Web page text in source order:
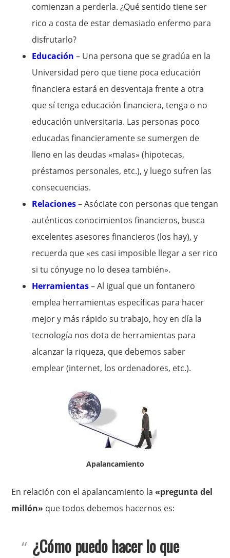
comienzan a perderla. ¿Qué sentido tiene ser
rico a costa de estar demasiado enfermo para
disfrutarlo?
Educación – Una persona que se gradúa en la
Universidad pero que tiene poca educación
financiera estará en desventaja frente a otra
que sí tenga educación financiera, tenga o no
educación universitaria. Las personas poco
educadas financieramente se sumergen de
lleno en las deudas «malas» (hipotecas,
préstamos personales, etc.), y luego sufren las
consecuencias.
Relaciones– Asóciate con personas que tengan
auténticos conocimientos financieros, busca
excelentes asesores financieros (los hay), y
recuerda que «es casi imposible llegar a ser rico
si tu cónyuge no lo desea también».
Herramientas– Al igual que un fontanero
emplea herramientas específicas para hacer
mejor y más rápido su trabajo, hoy en día la
tecnología nos dota de herramientas para
alcanzar la riqueza, que debemos saber
emplear (internet, los ordenadores, etc.).
Apalancamiento
En relación con el apalancamiento la«pregunta del
millón» que todos debemos hacernos es:
¿Cómo puedo hacer lo que